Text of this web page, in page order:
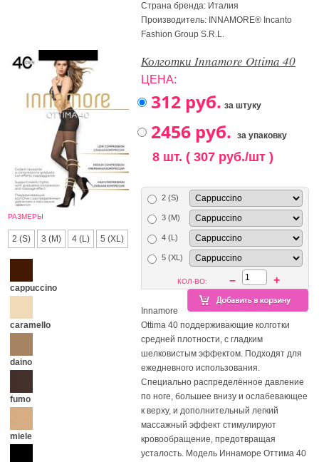
Страна бренда: Италия
Производитель: INNAMORE® Incanto
Fashion Group S.R.L.
РАЗМЕРЫ
2 (S) 3 (M) 4 (L) 5 (XL)
cappuccino
caramello
daino
fumo
miele
Колготки Innamore Ottima 40
ЦЕНА:
за штуку
за упаковку
8 шт. ( 307 руб./шт )
2 (S)
3 (M)
4 (L)
5 (XL)
КОЛ-ВО: – +
Innamore
Ottima 40 поддерживающие колготки
средней плотности, с гладким
шелковистым эффектом. Подходят для
ежедневного использования.
Специально распределённое давление
по ноге, большее внизу и ослабевающее
к верху, и дополнительный легкий
массажный эффект стимулируют
кровообращение, предотвращая
усталость. Модель Иннаморе Оттима 40